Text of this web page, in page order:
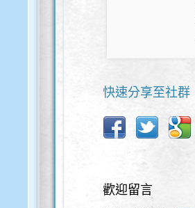
快速分享至社群
歡迎留言